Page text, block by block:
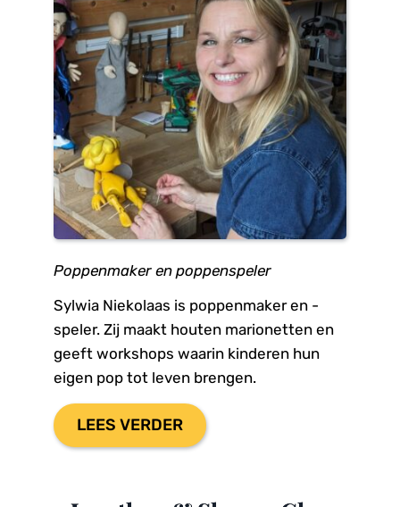
Poppenmaker en poppenspeler
Sylwia Niekolaas is poppenmaker en -
speler. Zij maakt houten marionetten en
geeft workshops waarin kinderen hun
eigen pop tot leven brengen.
LEES VERDER